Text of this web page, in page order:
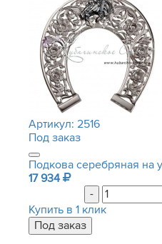
Артикул: 2516
Под заказ
Подкова серебряная на
17 934
-
Купить в 1 клик